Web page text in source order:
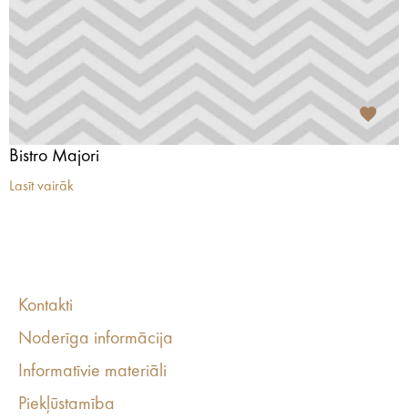
Bistro Majori
Lasīt vairāk
Kontakti
Noderīga informācija
Informatīvie materiāli
Piekļūstamība